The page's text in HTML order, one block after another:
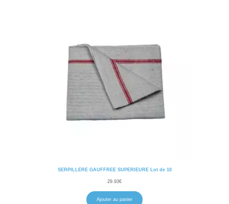
SERPILLERE GAUFFREE SUPERIEURE Lot de 10
29.93€
Ajouter au panier